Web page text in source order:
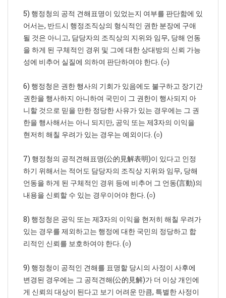
5) 행정청의 공적 견해표명이 있었는지 여부를 판단함에 있
어서는, 반드시 행정조직상의 형식적인 권한 분장에 구애
될 것은 아니고, 담당자의 조직상의 지위와 임무, 당해 언동
을 하게 된 구체적인 경위 및 그에 대한 상대방의 신뢰 가능
성에 비추어 실질에 의하여 판단하여야 한다. (○)
6) 행정청은 권한 행사의 기회가 있음에도 불구하고 장기간
권한을 행사하지 아니하여 국민이 그 권한이 행사되지 아
니할 것으로 믿을 만한 정당한 사유가 있는 경우에는 그 권
한을 행사해서는 아니 되지만, 공익 또는 제3자의 이익을
현저히 해칠 우려가 있는 경우는 예외이다. (○)
7) 행정청의 공적견해표명(公的見解表明)이 있다고 인정
하기 위해서는 적어도 담당자의 조직상 지위와 임무, 당해
언동을 하게 된 구체적인 경위 등에 비추어 그 언동(言動)의
내용을 신뢰할 수 있는 경우이어야 한다. (○)
8) 행정청은 공익 또는 제3자의 이익을 현저히 해칠 우려가
있는 경우를 제외하고는 행정에 대한 국민의 정당하고 합
리적인 신뢰를 보호하여야 한다. (○)
9) 행정청이 공적인 견해를 표명할 당시의 사정이 사후에
변경된 경우에는 그 공적견해(公的見解)가 더 이상 개인에
게 신뢰의 대상이 된다고 보기 어려운 만큼, 특별한 사정이